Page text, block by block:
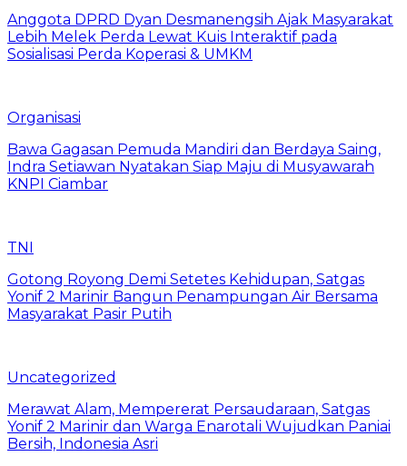
Anggota DPRD Dyan Desmanengsih Ajak Masyarakat
Lebih Melek Perda Lewat Kuis Interaktif pada
Sosialisasi Perda Koperasi & UMKM
Organisasi
Bawa Gagasan Pemuda Mandiri dan Berdaya Saing,
Indra Setiawan Nyatakan Siap Maju di Musyawarah
KNPI Ciambar
TNI
Gotong Royong Demi Setetes Kehidupan, Satgas
Yonif 2 Marinir Bangun Penampungan Air Bersama
Masyarakat Pasir Putih
Uncategorized
Merawat Alam, Mempererat Persaudaraan, Satgas
Yonif 2 Marinir dan Warga Enarotali Wujudkan Paniai
Bersih, Indonesia Asri